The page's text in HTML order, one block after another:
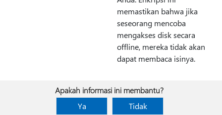
memastikan bahwa jika
seseorang mencoba
mengakses disk secara
offline, mereka tidak akan
dapat membaca isinya.
Apakah informasi ini membantu?
Ya
Tidak